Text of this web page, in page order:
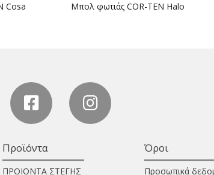
Cosa Μπολ φωτιάς COR-TEN Halo
Προϊόντα
ΠΡΟΙΟΝΤΑ ΣΤΕΓΗΣ
Όροι
Προσωπικά